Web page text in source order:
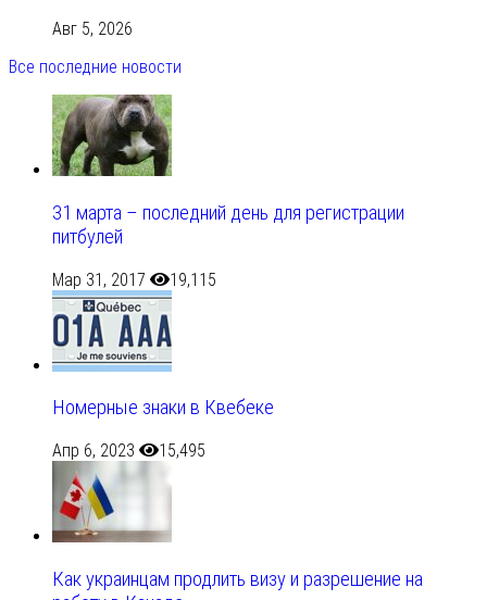
Авг 5, 2026
Все последние новости
31 марта – последний день для регистрации
питбулей
Мар 31, 2017 19,115
Номерные знаки в Квебеке
Апр 6, 2023 15,495
Как украинцам продлить визу и разрешение на